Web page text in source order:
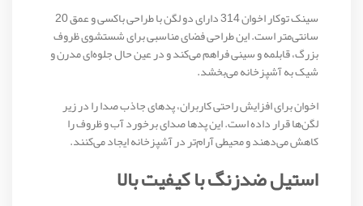
سینک توکار اخوان 314 دارای دو لگن با طراحی باکسی و عمق 20
سانتی‌متر است. این طراحی فضای مناسبی برای شستشوی ظروف
بزرگ، قابلمه و سینی فراهم می‌کند و در عین حال جلوه‌ای مدرن و
شیک به آشپزخانه می‌بخشد.
اخوان برای افزایش راحتی کاربران، پدهای جاذب صدا را در زیر
لگن‌ها قرار داده است. این پدها صدای برخورد آب و ظروف را
کاهش می‌دهند و محیطی آرام‌تر در آشپزخانه ایجاد می‌کنند.
استیل ضدزنگ با کیفیت بالا